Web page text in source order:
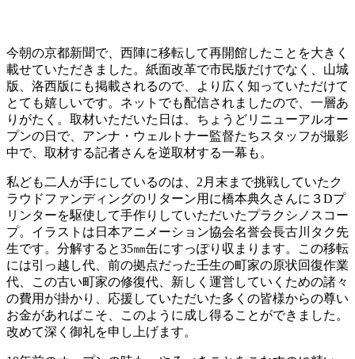
今朝の京都新聞で、西陣に移転して再開館したことを大きく
載せていただきました。紙面改革で市民版だけでなく、山城
版、洛西版にも掲載されるので、より広く知っていただけて
とても嬉しいです。ネットでも配信されましたので、一層あ
りがたく。取材いただいた日は、ちょうどリニューアルオー
プンの日で、アンナ・ウェルトナー監督たちスタッフが撮影
中で、取材する記者さんを逆取材する一幕も。
私ども二人が手にしているのは、2月末まで挑戦していたク
ラウドファンディングのリターン用に橋本典久さんに３Dプ
リンターを駆使して手作りしていただいたプラクシノスコー
プ。イラストは日本アニメーション協会名誉会長古川タク先
生です。分解すると35㎜缶にすっぽり収まります。この移転
には引っ越し代、前の拠点だった壬生の町家の原状回復作業
代、この古い町家の修復代、新しく運営していくための諸々
の費用が掛かり、応援していただいた多くの皆様からの尊い
お金があればこそ、このように成し得ることができました。
改めて深く御礼を申し上げます。